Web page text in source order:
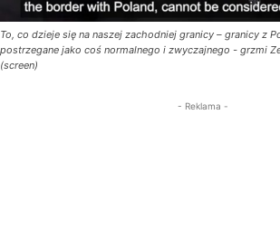
To, co dzieje się na naszej zachodniej granicy – granicy z
postrzegane jako coś normalnego i zwyczajnego - grzmi
(screen)
- Reklama -